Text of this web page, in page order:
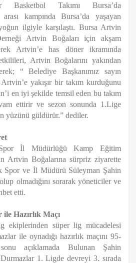
Basketbol Takımı Bursa’da
kampında Bursa’da yaşayan
ilgiyle karşılaştı. Bursa Artvin
Artvin Boğaları için akşam
Artvin’e has döner ikramında
Artvin Boğalarını yakından
“ Belediye Başkanımız sayın
yakışır bir takım kurduğunu
en iyi şekilde temsil eden bu takım
ettirir ve sezon sonunda 1.Lige
yüzünü güldürür.” dediler.
İl Müdürlüğü Kamp Eğitim
Artvin Boğalarına sürpriz ziyarette
Spor ve İl Müdürü Süleyman Şahin
olmadığını sorarak yöneticiler ve
etti.
Hazırlık Maçı
ekiplerinden süper lig mücadelesi
ile oynadığı hazırlık maçını 95-
açıklamada Bulunan Şahin
1. Ligde devreyi 3. sırada